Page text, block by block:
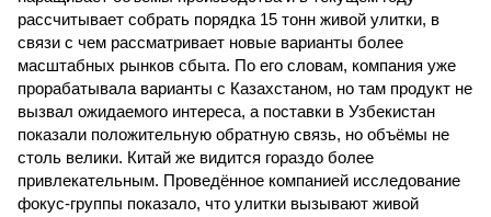
рассчитывает собрать порядка 15 тонн живой улитки, в
связи с чем рассматривает новые варианты более
масштабных рынков сбыта. По его словам, компания уже
прорабатывала варианты с Казахстаном, но там продукт не
вызвал ожидаемого интереса, а поставки в Узбекистан
показали положительную обратную связь, но объёмы не
столь велики. Китай же видится гораздо более
привлекательным. Проведённое компанией исследование
фокус-группы показало, что улитки вызывают живой